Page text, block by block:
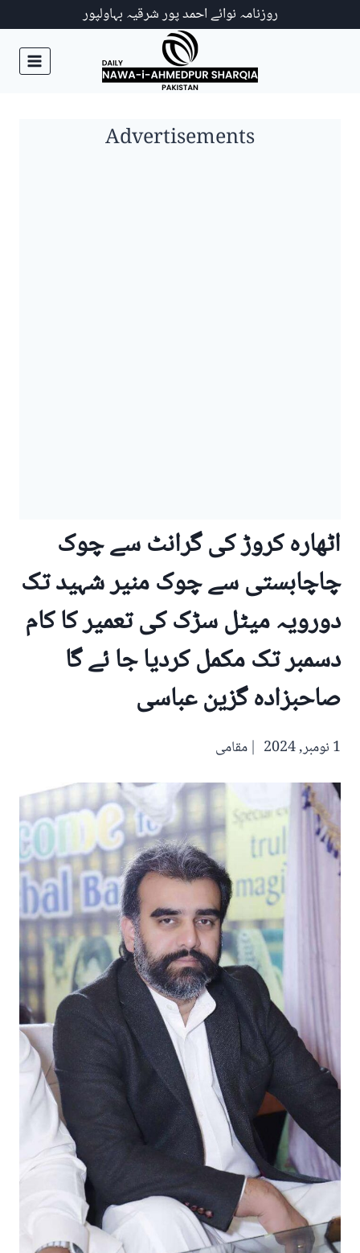
روزنامہ نوائے احمد پور شرقیہ بہاولپور
Advertisements
اٹھارہ کروڑ کی گرانٹ سے چوک
چاچابستی سے چوک منیر شہید تک
دورویہ میٹل سڑک کی تعمیر کا کام
دسمبر تک مکمل کردیا جا ئے گا
صاحبزادہ گزین عباسی
1 نومبر, 2024 مقامی